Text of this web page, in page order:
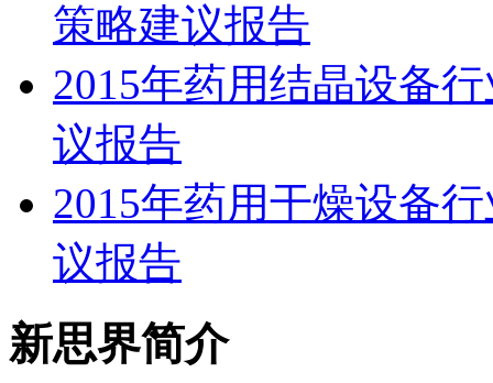
策略建议报告
2015年药用结晶设备
议报告
2015年药用干燥设备
议报告
新思界简介